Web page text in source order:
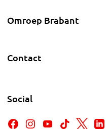
Omroep Brabant
Contact
Social